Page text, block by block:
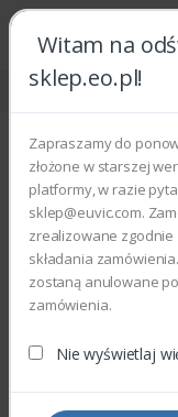
Witam na
sklep.eo.pl!
Zapraszamy do
złożone w starszej
platformy, w razie
sklep@euvic.com.
zrealizowane zgodnie
składania
zostaną anulowane
zamówienia.
Nie wyświetlaj
Strona główna
Wyświetlono 0–0 z 0
Filtry